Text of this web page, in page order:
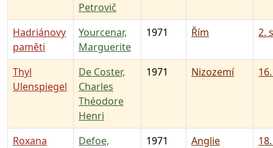
Petrovič
Hadriánovy
paměti
Yourcenar,
Marguerite
1971 Řím 2.
Thyl
Ulenspiegel
De Coster,
Charles
Théodore
Henri
1971 Nizozemí
Roxana
Defoe,
1971 Anglie